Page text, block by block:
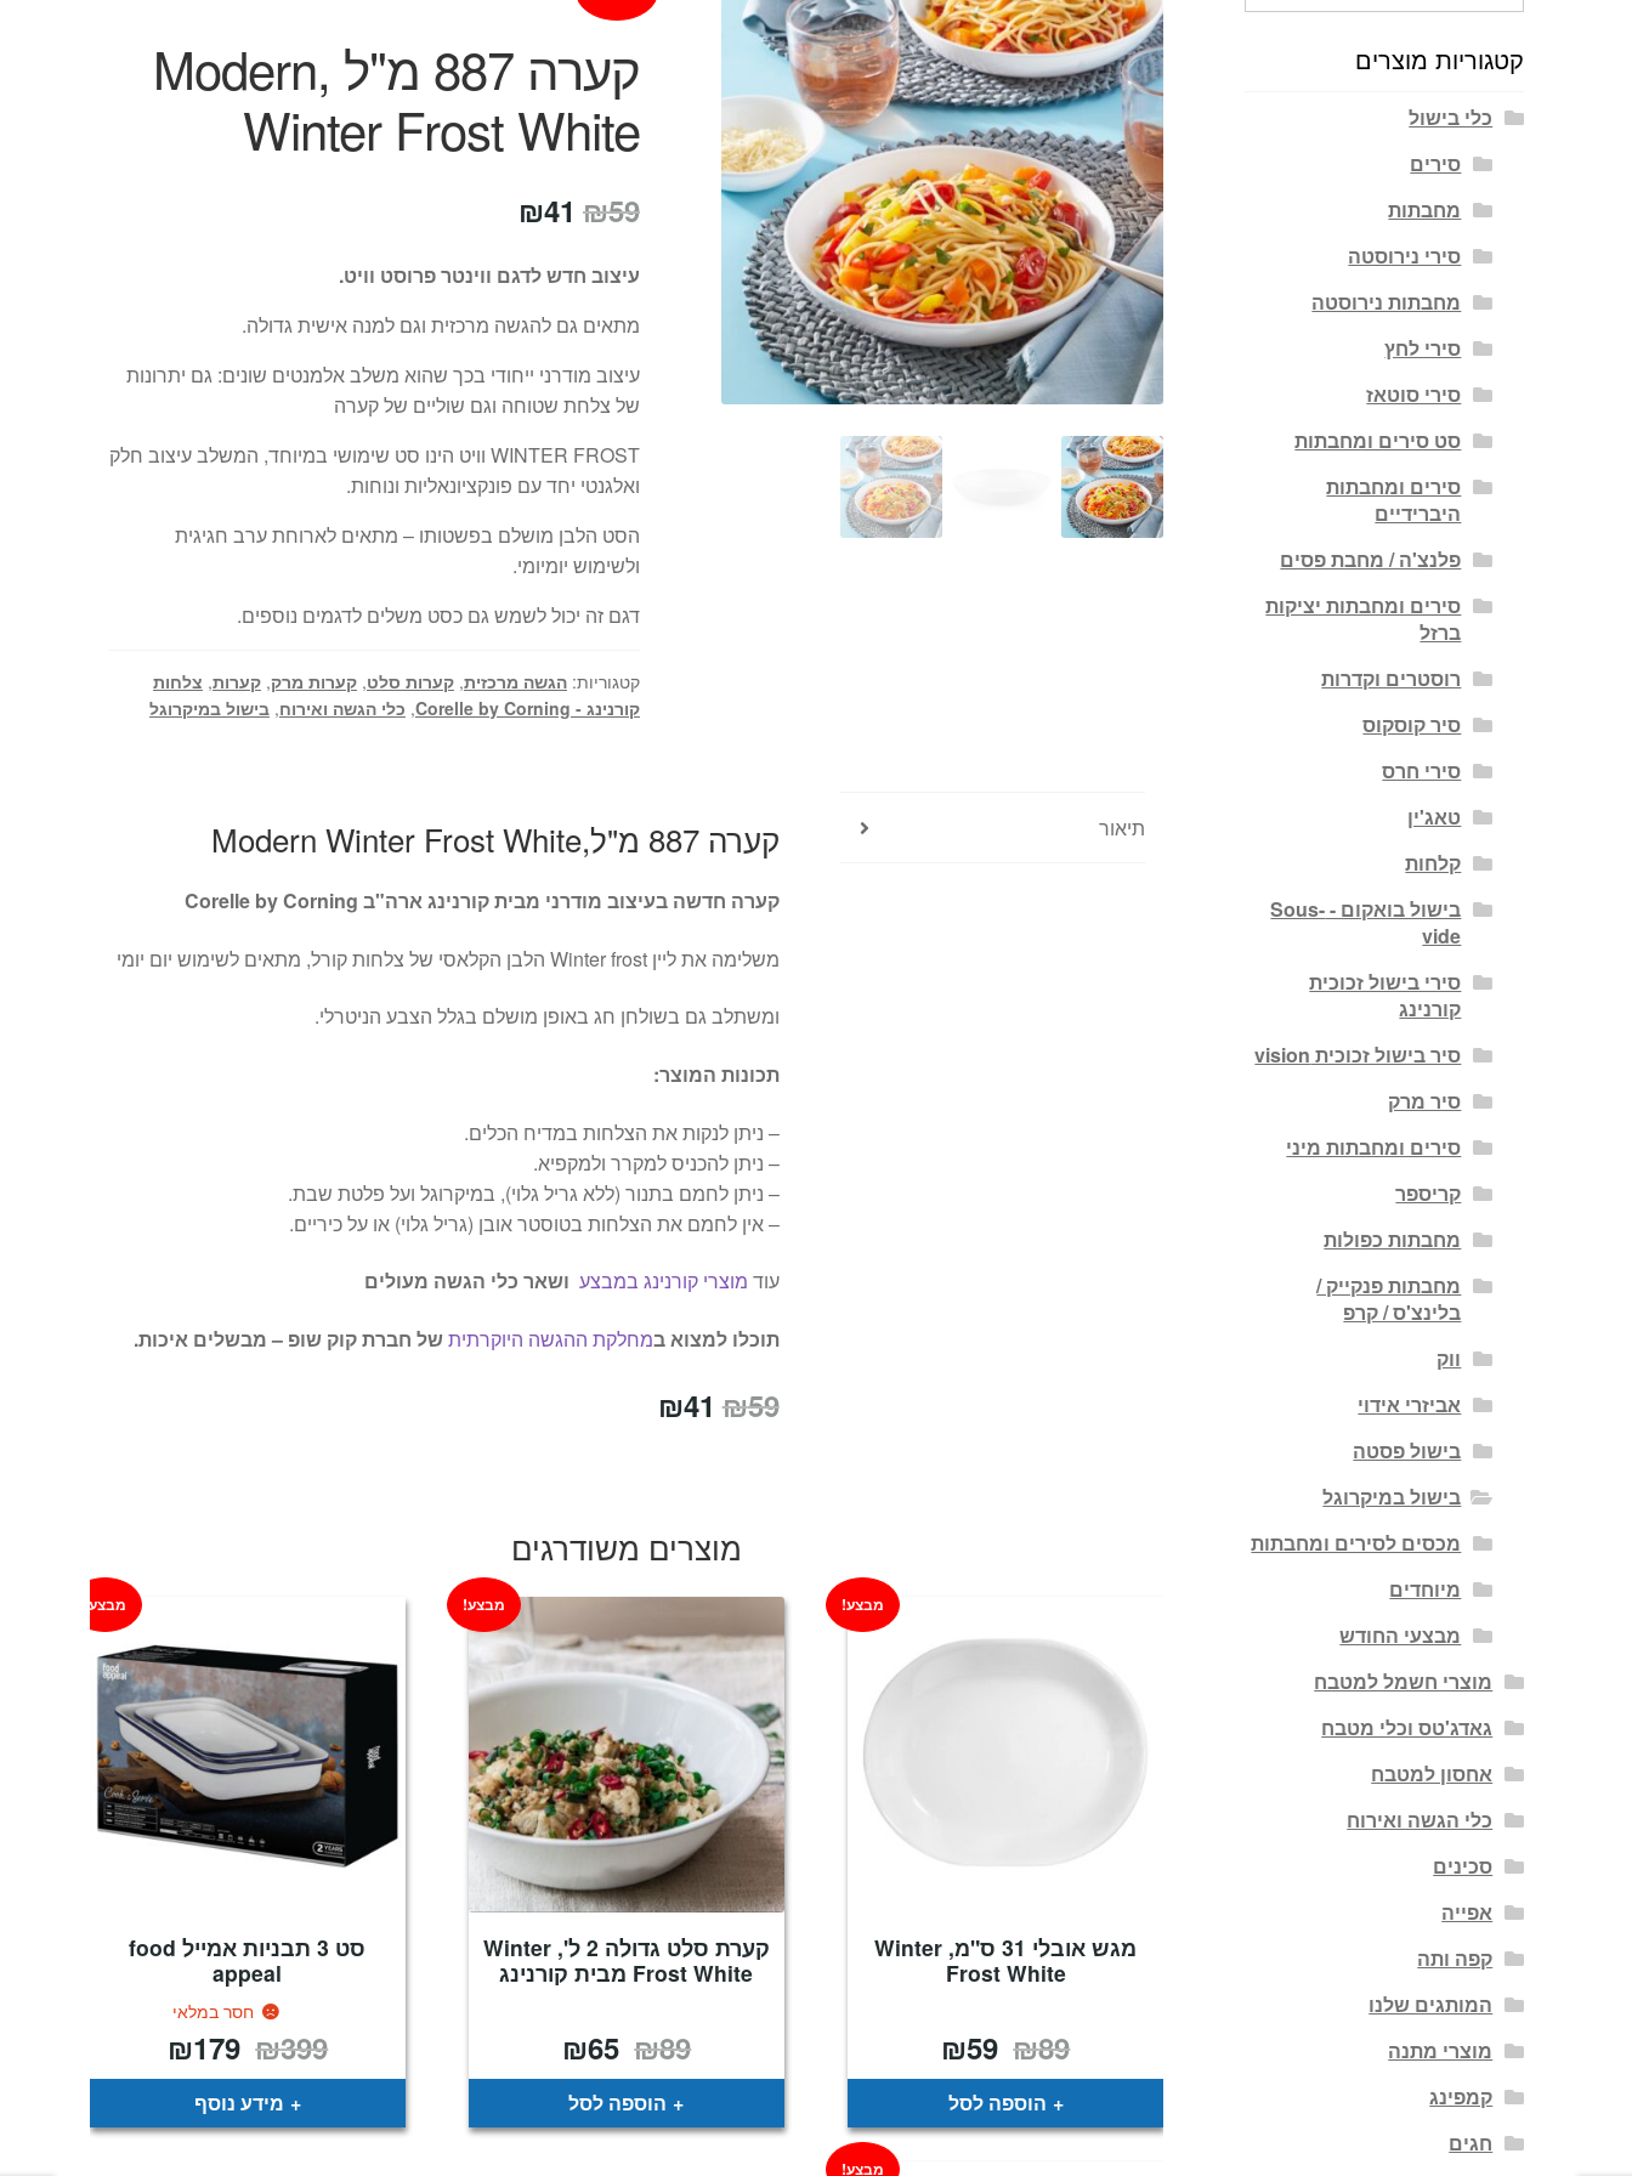
קערה 887 מ"ל ,Modern
Winter Frost White
₪59
המחיר
היה:
₪59.
₪41
הוא:
₪41.
עיצוב חדש לדגם ווינטר פרוסט וויט.
מתאים גם להגשה מרכזית וגם למנה אישית גדולה.
עיצוב מודרני ייחודי בכך שהוא משלב אלמנטים שונים: גם יתרונות
של צלחת שטוחה וגם שוליים של קערה
WINTER FROST וויט הינו סט שימושי במיוחד, המשלב עיצוב חלק
ואלגנטי יחד עם פונקציונאליות ונוחות.
הסט הלבן מושלם בפשטותו – מתאים לארוחת ערב חגיגית
ולשימוש יומיומי.
דגם זה יכול לשמש גם כסט משלים לדגמים נוספים.
קטגוריות:הגשה מרכזית,קערות סלט,קערות מרק,קערות, צלחות
קורנינג - Corelle by Corning
, כלי הגשה ואירוח,בישול במיקרוגל
תיאור קערה 887 מ"ל,Modern Winter Frost White
קערה חדשה בעיצוב מודרני מבית קורנינג ארה"ב Corelle by Corning
משלימה את ליין Winter frost הלבן הקלאסי של צלחות קורל, מתאים לשימוש יום יומי
ומשתלב גם בשולחן חג באופן מושלם בגלל הצבע הניטרלי.
תכונות המוצר:
– ניתן לנקות את הצלחות במדיח הכלים.
– ניתן להכניס למקרר ולמקפיא.
– ניתן לחמם בתנור (ללא גריל גלוי), במיקרוגל ועל פלטת שבת.
– אין לחמם את הצלחות בטוסטר אובן (גריל גלוי) או על כיריים.
עוד מוצרי קורנינג במבצע ושאר כלי הגשה מעולים
תוכלו למצוא במחלקת ההגשה היוקרתיתשל חברת קוק שופ – מבשלים איכות.
₪59
המחיר
₪59.
₪41
₪41.
מוצרים משודרגים
מגש אובלי 31 ס"מ, Winter
Frost White
מבצע!
₪89 המחיר
המקורי
היה:
₪89.
₪59
הוא:
הוספה לסל
קערת סלט גדולה 2 ל', Winter
Frost White מבית קורנינג
מבצע!
₪89 המחיר
המקורי
היה:
₪65
הוא:
הוספה לסל
סט 3 תבניות אמייל food
appeal
חסר במלאי
מבצע!
₪399 המחיר
המקורי
היה:
₪179
הוא:
מידע נוסף
מבצע!
קטגוריות מוצרים
כלי בישול
סירים
מחבתות
סירי נירוסטה
מחבתות נירוסטה
סירי לחץ
סירי סוטאז
סט סירים ומחבתות
סירים ומחבתות
היברידיים
פלנצ'ה / מחבת פסים
סירים ומחבתות יציקות
ברזל
רוסטרים וקדרות
סיר קוסקוס
סירי חרס
טאג'ין
קלחות
בישול בואקום - Sous-
vide
סירי בישול זכוכית
קורנינג
סיר בישול זכוכית vision
סיר מרק
סירים ומחבתות מיני
קריספר
מחבתות כפולות
מחבתות פנקייק /
בלינצ'ס / קרפ
ווק
אביזרי אידוי
בישול פסטה
בישול במיקרוגל
מכסים לסירים ומחבתות
מיוחדים
מבצעי החודש
מוצרי חשמל למטבח
גאדג'טס וכלי מטבח
אחסון למטבח
כלי הגשה ואירוח
סכינים
אפייה
קפה ותה
המותגים שלנו
מוצרי מתנה
קמפינג
חגים